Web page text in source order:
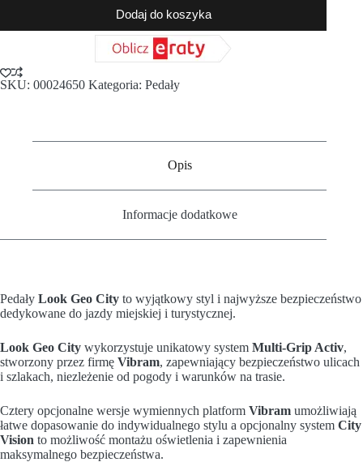
Dodaj do koszyka
SKU: 00024650 Kategoria: Pedały
Opis
Informacje dodatkowe
Pedały Look Geo City to wyjątkowy styl i najwyższe bezpieczeństwo
dedykowane do jazdy miejskiej i turystycznej.
Look Geo City wykorzystuje unikatowy system Multi-Grip Activ,
stworzony przez firmę Vibram, zapewniający bezpieczeństwo ulicach
i szlakach, niezleżenie od pogody i warunków na trasie.
Cztery opcjonalne wersje wymiennych platform Vibram umożliwiają
łatwe dopasowanie do indywidualnego stylu a opcjonalny system City
Vision to możliwość montażu oświetlenia i zapewnienia
maksymalnego bezpieczeństwa.